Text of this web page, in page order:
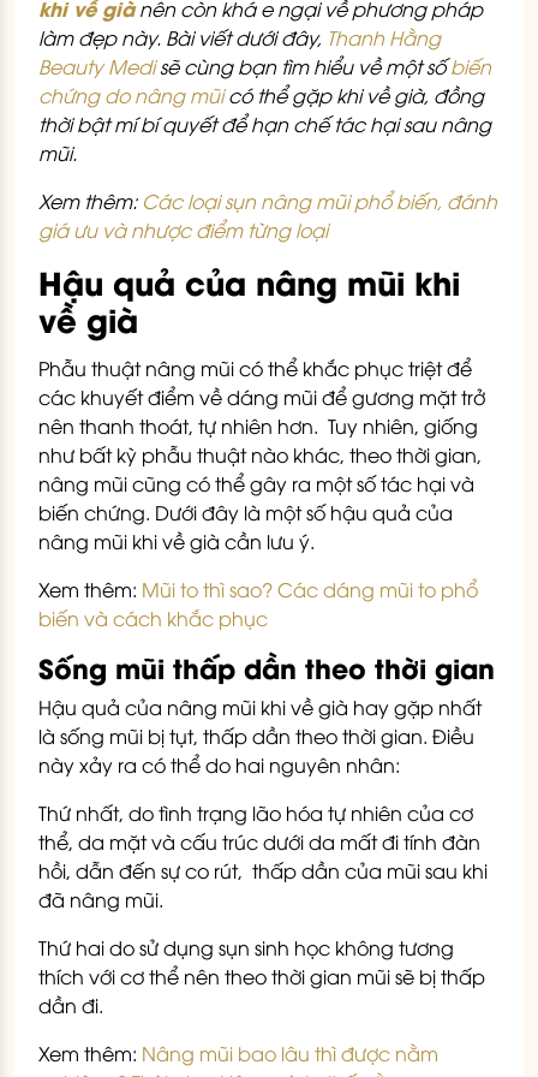
khi về giànên còn khá e ngại về phương pháp
làm đẹp này. Bài viết dưới đây, Thanh Hằng
Beauty Medisẽ cùng bạn tìm hiểu về một sốbiến
chứng do nâng mũicó thể gặp khi về già, đồng
thời bật mí bí quyết để hạn chế tác hại sau nâng
mũi.
Xem thêm: Các loại sụn nâng mũi phổ biến, đánh
giá ưu và nhược điểm từng loại
Hậu quả của nâng mũi khi
về già
Phẫu thuật nâng mũi có thể khắc phục triệt để
các khuyết điểm về dáng mũi để gương mặt trở
nên thanh thoát, tự nhiên hơn. Tuy nhiên, giống
như bất kỳ phẫu thuật nào khác, theo thời gian,
nâng mũi cũng có thể gây ra một số tác hại và
biến chứng. Dưới đây là một số hậu quả của
nâng mũi khi về già cần lưu ý.
Xem thêm: Mũi to thì sao? Các dáng mũi to phổ
biến và cách khắc phục
Sống mũi thấp dần theo thời gian
Hậu quả của nâng mũi khi về già hay gặp nhất
là sống mũi bị tụt, thấp dần theo thời gian. Điều
này xảy ra có thể do hai nguyên nhân:
Thứ nhất, do tình trạng lão hóa tự nhiên của cơ
thể, da mặt và cấu trúc dưới da mất đi tính đàn
hồi, dẫn đến sự co rút, thấp dần của mũi sau khi
đã nâng mũi.
Thứ hai do sử dụng sụn sinh học không tương
thích với cơ thể nên theo thời gian mũi sẽ bị thấp
dần đi.
Xem thêm: Nâng mũi bao lâu thì được nằm